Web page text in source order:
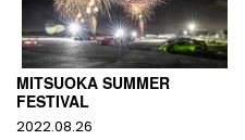
MITSUOKA SUMMER
FESTIVAL
2022.08.26